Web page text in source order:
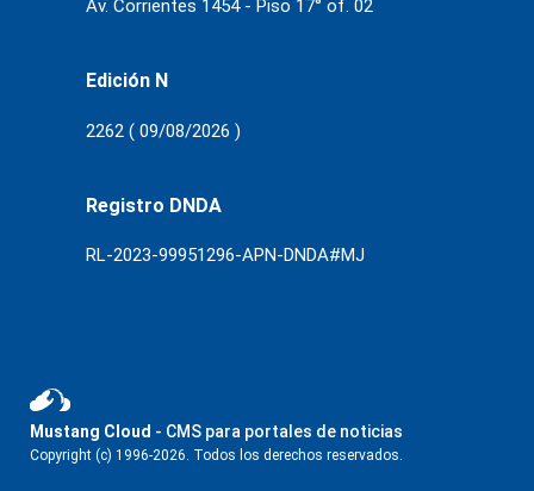
Av. Corrientes 1454 - Piso 17° of. 02
Edición N
2262 ( 09/08/2026 )
Registro DNDA
RL-2023-99951296-APN-DNDA#MJ
Mustang Cloud - CMS para portales de noticias
Copyright (c) 1996-2026. Todos los derechos reservados.